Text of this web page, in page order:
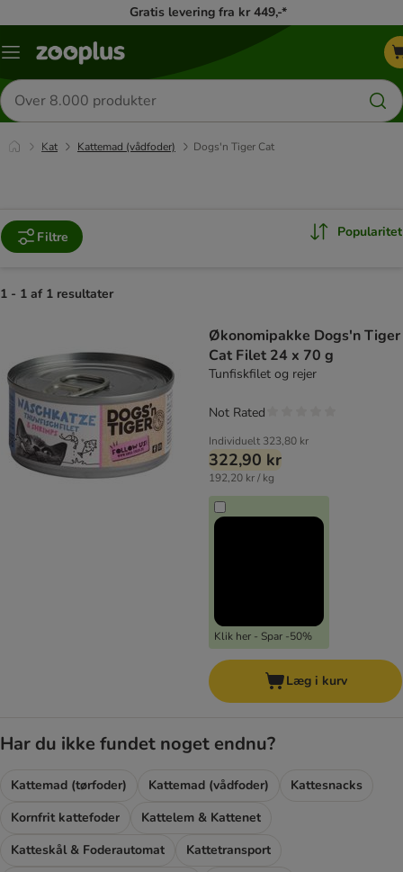
Gratis levering fra kr 449,-*
Menu
Søg
efter
produkter
Kat Kattemad (vådfoder) Dogs'n Tiger Cat
Filtre Popularitet
1 - 1 af 1 resultater
Økonomipakke Dogs'n Tiger
Cat Filet 24 x 70 g
Tunfiskfilet og rejer
Individuelt 323,80 kr
322,90 kr
192,20 kr / kg
Klik her - Spar -50%
Not Rated
Læg i kurv
Har du ikke fundet noget endnu?
Kattemad (tørfoder) Kattemad (vådfoder)
Kattesnacks
Kornfrit kattefoder
Kattelem & Kattenet
Katteskål & Foderautomat
Kattetransport